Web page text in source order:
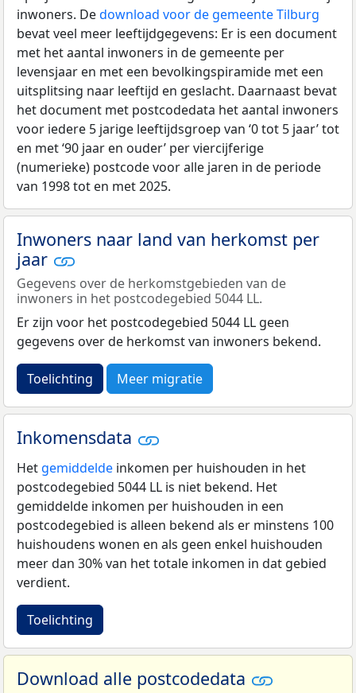
inwoners. Dedownload voor de gemeente Tilburg
bevat veel meer leeftijdgegevens: Er is een document
met het aantal inwoners in de gemeente per
levensjaar en met een bevolkingspiramide met een
uitsplitsing naar leeftijd en geslacht. Daarnaast bevat
het document met postcodedata het aantal inwoners
voor iedere 5 jarige leeftijdsgroep van ‘0 tot 5 jaar’ tot
en met ‘90 jaar en ouder’ per viercijferige
(numerieke) postcode voor alle jaren in de periode
van 1998 tot en met 2025.
Inwoners naar land van herkomst per
jaar
Gegevens over de herkomstgebieden van de
inwoners in het postcodegebied 5044 LL.
Er zijn voor het postcodegebied 5044 LL geen
gegevens over de herkomst van inwoners bekend.
Toelichting Meer migratie
Inkomensdata
Het gemiddelde inkomen per huishouden in het
postcodegebied 5044 LL is niet bekend. Het
gemiddelde inkomen per huishouden in een
postcodegebied is alleen bekend als er minstens 100
huishoudens wonen en als geen enkel huishouden
meer dan 30% van het totale inkomen in dat gebied
verdient.
Toelichting
Download alle postcodedata